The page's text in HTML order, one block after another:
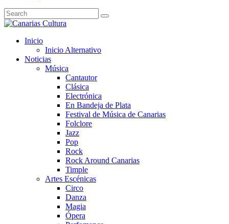
Inicio
Inicio Alternativo
Noticias
Música
Cantautor
Clásica
Electrónica
En Bandeja de Plata
Festival de Música de Canarias
Folclore
Jazz
Pop
Rock
Rock Around Canarias
Timple
Artes Escénicas
Circo
Danza
Magia
Ópera